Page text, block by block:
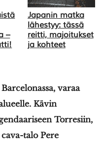
–
Japanin matka
lähestyy: tässä
reitti, majoitukset
ja kohteet
varaa
Kävin
Torresiin,
talo Pere